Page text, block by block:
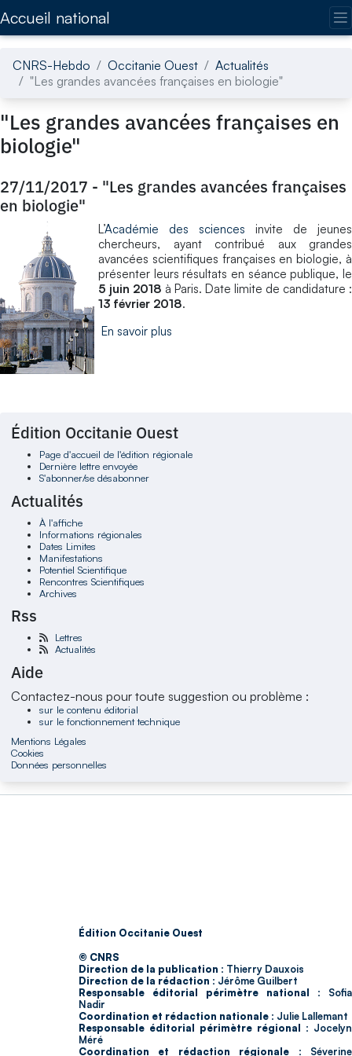
Accueil national
CNRS-Hebdo Occitanie Ouest
Actualités
"Les grandes avancées françaises en biologie"
"Les grandes avancées françaises en
biologie"
27/11/2017 - "Les grandes avancées françaises
en biologie"
L’Académie des sciences invite de jeunes
chercheurs, ayant contribué aux grandes
avancées scientifiques françaises en biologie, à
présenter leurs résultats en séance publique, le
5 juin 2018 à Paris. Date limite de candidature :
13 février 2018.
En savoir plus
Édition Occitanie Ouest
Page d'accueil de l'édition régionale
Dernière lettre envoyée
S'abonner/se désabonner
Actualités
À l'affiche
Informations régionales
Dates Limites
Manifestations
Potentiel Scientifique
Rencontres Scientifiques
Archives
Rss
Lettres
Actualités
Aide
Contactez-nous pour toute suggestion ou problème :
sur le contenu éditorial
sur le fonctionnement technique
Mentions Légales
Cookies
Données personnelles
Édition Occitanie Ouest
© CNRS
Direction de la publication : Thierry Dauxois
Direction de la rédaction : Jérôme Guilbert
Responsable éditorial périmètre national : Sofia
Nadir
Coordination et rédaction nationale : Julie Lallemant
Responsable éditorial périmètre régional : Jocelyn
Méré
Coordination et rédaction régionale : Séverine